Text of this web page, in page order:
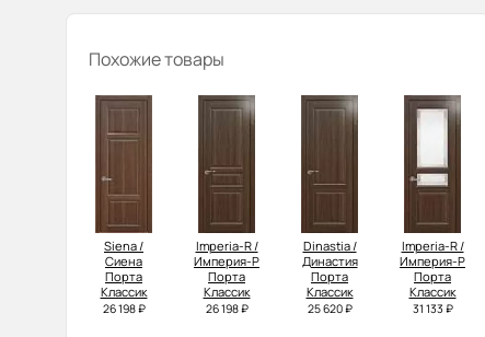
Похожие товары
Siena /
Сиена
Порта
Классик
26 198 ₽
Imperia-R /
Империя-Р
Порта
Классик
26 198 ₽
Dinastia /
Династия
Порта
Классик
25 620 ₽
Imperia-R /
Империя-Р
Порта
Классик
31 133 ₽